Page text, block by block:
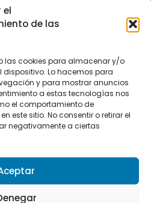
el
de las
las cookies para almacenar y/o
Lo hacemos para
y para mostrar anuncios
a estas tecnologías nos
el comportamiento de
este sitio. No consentir o retirar el
negativamente a ciertas
Política de privacidad
de cookies